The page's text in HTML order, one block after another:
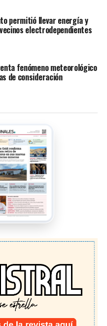
permitió llevar energía y
electrodependientes
fenómeno meteorológico
de consideración